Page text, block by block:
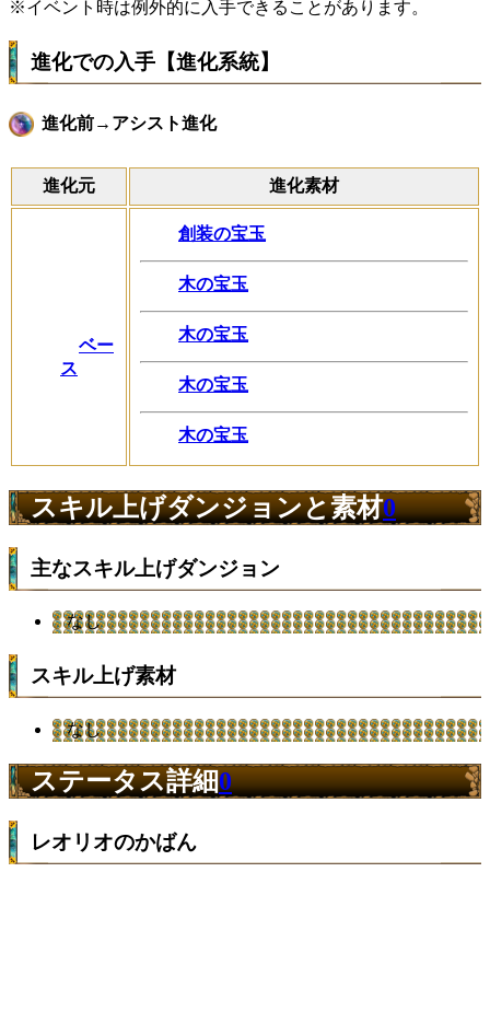
※イベント時は例外的に入手できることがあります。
進化での入手【進化系統】
進化前→アシスト進化
進化元 進化素材
ベー
ス
創装の宝玉
木の宝玉
木の宝玉
木の宝玉
木の宝玉
スキル上げダンジョンと素材0
主なスキル上げダンジョン
なし
スキル上げ素材
なし
ステータス詳細0
レオリオのかばん